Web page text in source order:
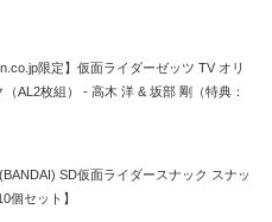
限定】仮面ライダーゼッツ TV オリ
AL2枚組） - 高木 洋 & 坂部 剛（特典：
SD仮面ライダースナック スナッ
個セット】